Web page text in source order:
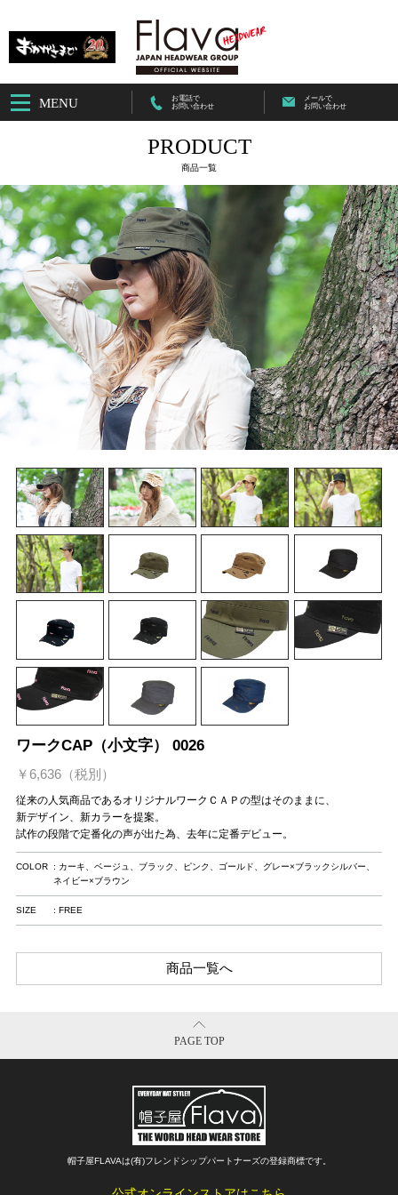
MENU
お電話で
お問い合わせ
メールで
お問い合わせ
PRODUCT
商品一覧
ワークCAP（小文字） 0026
￥6,636（税別）
従来の人気商品であるオリジナルワークＣＡＰの型はそのままに、
新デザイン、新カラーを提案。
試作の段階で定番化の声が出た為、去年に定番デビュー。
COLOR : カーキ、ベージュ、ブラック、ピンク、ゴールド、グレー×ブラックシルバー、
ネイビー×ブラウン
SIZE : FREE
商品一覧へ
PAGE TOP
帽子屋FLAVAは(有)フレンドシップパートナーズの登録商標です。
Copyright© FLAVA All Rights Reserved.